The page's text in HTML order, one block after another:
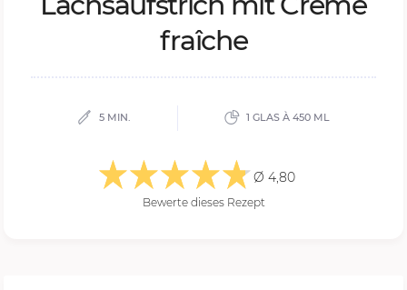
fraîche
5 MIN. 1 GLAS À 450 ML
Ø 4,80
Bewerte dieses Rezept